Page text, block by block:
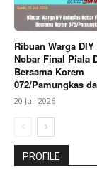
Ribuan Warga
Nobar Final Piala
Bersama Korem
072/Pamungkas
20 Juli 2026
PROFILE